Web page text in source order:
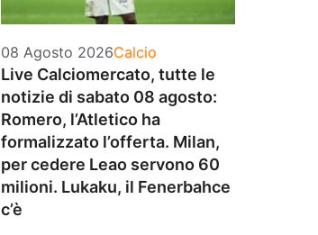
08 Agosto 2026Categorie
Calcio
Live Calciomercato, tutte le
notizie di sabato 08 agosto:
Romero, l’Atletico ha
formalizzato l’offerta. Milan,
per cedere Leao servono 60
milioni. Lukaku, il Fenerbahce
c’è